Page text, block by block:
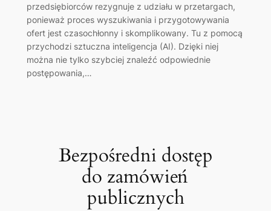
przedsiębiorców rezygnuje z udziału w przetargach,
ponieważ proces wyszukiwania i przygotowywania
ofert jest czasochłonny i skomplikowany. Tu z pomocą
przychodzi sztuczna inteligencja (AI). Dzięki niej
można nie tylko szybciej znaleźć odpowiednie
postępowania,…
Bezpośredni dostęp
do zamówień
publicznych